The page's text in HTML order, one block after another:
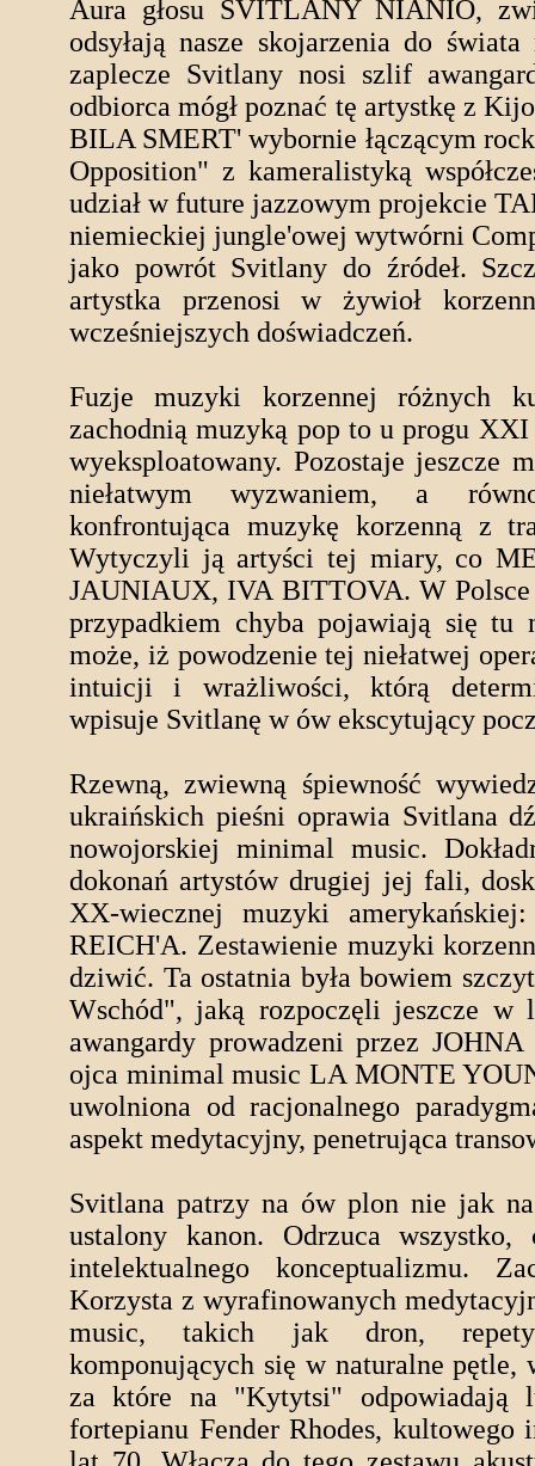
Aura głosu SVITLANY NIANIO,
odsyłają nasze skojarzenia do
zaplecze Svitlany nosi szlif
odbiorca mógł poznać tę artystkę z
BILA SMERT' wybornie łączącym
Opposition" z kameralistyką
udział w future jazzowym projekcie
niemieckiej jungle'owej wytwórni
jako powrót Svitlany do źródeł.
artystka przenosi w żywioł
wcześniejszych doświadczeń.
Fuzje muzyki korzennej różnych
zachodnią muzyką pop to u progu
wyeksploatowany. Pozostaje jeszcze
niełatwym wyzwaniem, a
konfrontująca muzykę korzenną z
Wytyczyli ją artyści tej miary, co
JAUNIAUX, IVA BITTOVA. W
przypadkiem chyba pojawiają się tu
może, iż powodzenie tej niełatwej
intuicji i wrażliwości, którą
wpisuje Svitlanę w ów ekscytujący
Rzewną, zwiewną śpiewność
ukraińskich pieśni oprawia Svitlana
nowojorskiej minimal music.
dokonań artystów drugiej jej fali,
XX-wiecznej muzyki
REICH'A. Zestawienie muzyki
dziwić. Ta ostatnia była bowiem
Wschód", jaką rozpoczęli jeszcze w
awangardy prowadzeni przez
ojca minimal music LA MONTE
uwolniona od racjonalnego
aspekt medytacyjny, penetrująca
Svitlana patrzy na ów plon nie jak
ustalony kanon. Odrzuca
intelektualnego konceptualizmu.
Korzysta z wyrafinowanych
music, takich jak dron,
komponujących się w naturalne pętle,
za które na "Kytytsi" odpowiadają
fortepianu Fender Rhodes, kultowego